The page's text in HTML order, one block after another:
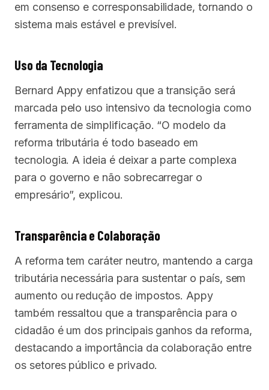
em consenso e corresponsabilidade, tornando o
sistema mais estável e previsível.
Uso da Tecnologia
Bernard Appy enfatizou que a transição será
marcada pelo uso intensivo da tecnologia como
ferramenta de simplificação. “O modelo da
reforma tributária é todo baseado em
tecnologia. A ideia é deixar a parte complexa
para o governo e não sobrecarregar o
empresário”, explicou.
Transparência e Colaboração
A reforma tem caráter neutro, mantendo a carga
tributária necessária para sustentar o país, sem
aumento ou redução de impostos. Appy
também ressaltou que a transparência para o
cidadão é um dos principais ganhos da reforma,
destacando a importância da colaboração entre
os setores público e privado.